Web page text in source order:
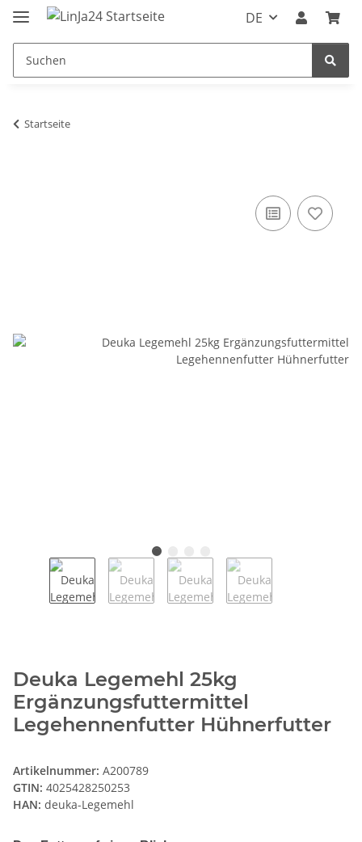
DE
Startseite
Deuka Legemehl 25kg
Ergänzungsfuttermittel
Legehennenfutter Hühnerfutter
Artikelnummer: A200789
GTIN: 4025428250253
HAN: deuka-Legemehl